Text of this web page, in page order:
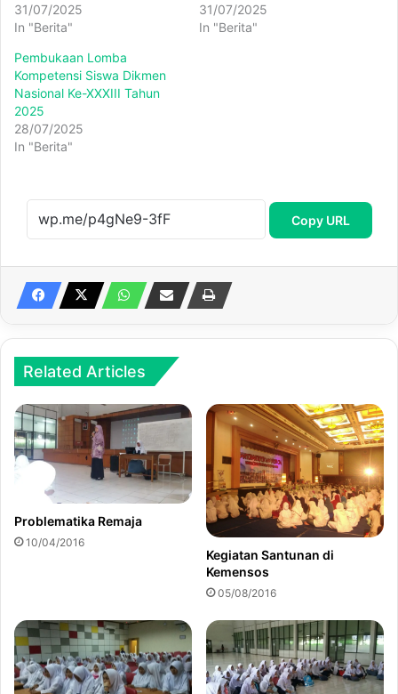
31/07/2025
In "Berita"
31/07/2025
In "Berita"
Pembukaan Lomba
Kompetensi Siswa Dikmen
Nasional Ke-XXXIII Tahun
2025
28/07/2025
In "Berita"
Copy URL
Related Articles
Problematika Remaja
10/04/2016
Kegiatan Santunan di
Kemensos
05/08/2016